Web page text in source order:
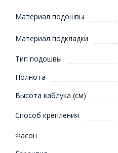
Материал подошвы
Материал подкладки
Тип подошвы
Полнота
Высота каблука (см)
Способ крепления
Фасон